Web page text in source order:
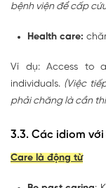
bệnh viện để cấp
Health care:
Ví dụ: Access to
individuals. (Việc
phải chăng là cần
3.3. Các idiom với
Care là động từ